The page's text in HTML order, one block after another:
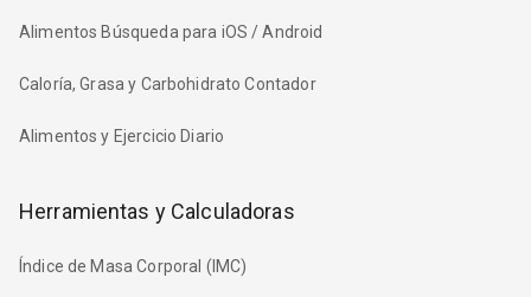
Alimentos Búsqueda para iOS / Android
Caloría, Grasa y Carbohidrato Contador
Alimentos y Ejercicio Diario
Herramientas y Calculadoras
Índice de Masa Corporal (IMC)